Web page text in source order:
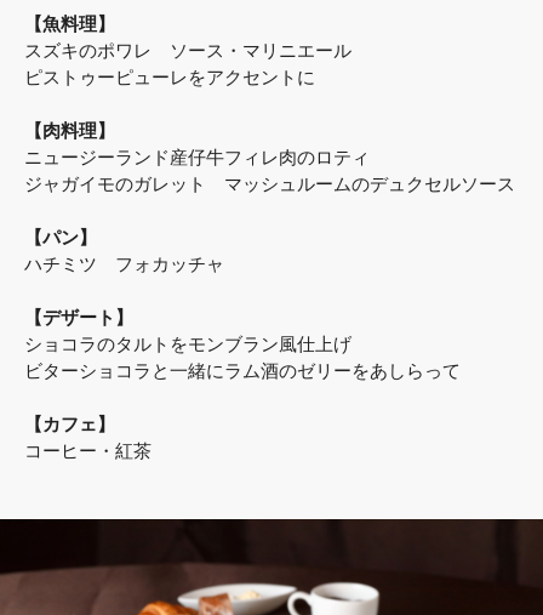
【魚料理】
スズキのポワレ ソース・マリニエール
ピストゥーピューレをアクセントに
【肉料理】
ニュージーランド産仔牛フィレ肉のロティ
ジャガイモのガレット マッシュルームのデュクセルソース
【パン】
ハチミツ フォカッチャ
【デザート】
ショコラのタルトをモンブラン風仕上げ
ビターショコラと一緒にラム酒のゼリーをあしらって
【カフェ】
コーヒー・紅茶